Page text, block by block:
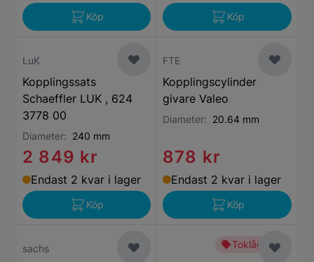
Köp Köp
LuK
Kopplingssats
Schaeffler LUK , 624
3778 00
Diameter: 240 mm
2 849 kr
Endast 2 kvar i lager
Köp
FTE
Kopplingscylinder
givare Valeo
Diameter: 20.64 mm
878 kr
Endast 2 kvar i lager
Köp
sachs Toklågt pris